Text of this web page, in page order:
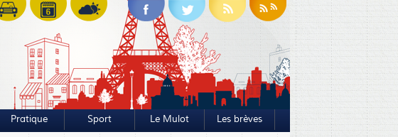
Pratique Sport Le Mulot Les brèves